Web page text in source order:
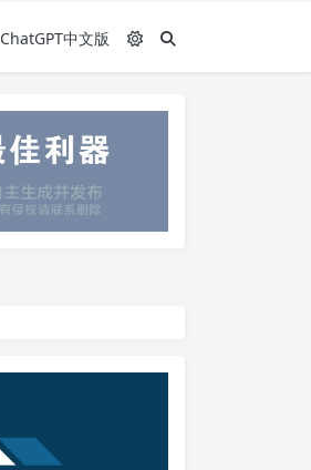
ChatGPT中文版